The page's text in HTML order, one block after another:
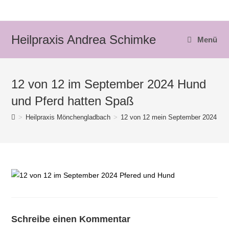
Heilpraxis Andrea Schimke Menü
12 von 12 im September 2024 Hund
und Pferd hatten Spaß
> Heilpraxis Mönchengladbach > 12 von 12 mein September 2024
Schreibe einen Kommentar